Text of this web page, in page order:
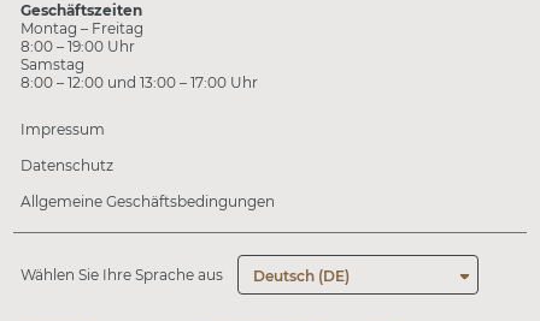
Geschäftszeiten
Montag – Freitag
8:00 – 19:00 Uhr
Samstag
8:00 – 12:00 und 13:00 – 17:00 Uhr
Impressum
Datenschutz
Allgemeine Geschäftsbedingungen
Wählen Sie Ihre Sprache aus Deutsch (DE)